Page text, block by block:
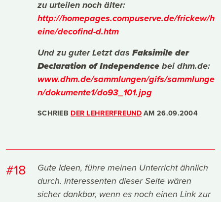
zu urteilen noch älter:
http://homepages.compuserve.de/frickew/h
eine/decofind-d.htm
Und zu guter Letzt das Faksimile der
Declaration of Independence bei dhm.de:
www.dhm.de/sammlungen/gifs/sammlunge
n/dokumente1/do93_101.jpg
SCHRIEB DER LEHRERFREUNDAM26.09.2004
#18
Gute Ideen, führe meinen Unterricht ähnlich
durch. Interessenten dieser Seite wären
sicher dankbar, wenn es noch einen Link zur